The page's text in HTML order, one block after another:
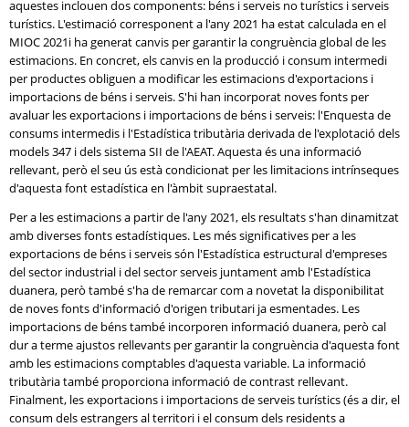
aquestes inclouen dos components: béns i serveis no turístics i serveis
turístics. L'estimació corresponent a l'any 2021 ha estat calculada en el
MIOC 2021i ha generat canvis per garantir la congruència global de les
estimacions. En concret, els canvis en la producció i consum intermedi
per productes obliguen a modificar les estimacions d'exportacions i
importacions de béns i serveis. S'hi han incorporat noves fonts per
avaluar les exportacions i importacions de béns i serveis: l'Enquesta de
consums intermedis i l'Estadística tributària derivada de l'explotació dels
models 347 i dels sistema SII de l'AEAT. Aquesta és una informació
rellevant, però el seu ús està condicionat per les limitacions intrínseques
d'aquesta font estadística en l'àmbit supraestatal.
Per a les estimacions a partir de l'any 2021, els resultats s'han dinamitzat
amb diverses fonts estadístiques. Les més significatives per a les
exportacions de béns i serveis són l'Estadística estructural d'empreses
del sector industrial i del sector serveis juntament amb l'Estadística
duanera, però també s'ha de remarcar com a novetat la disponibilitat
de noves fonts d'informació d'origen tributari ja esmentades. Les
importacions de béns també incorporen informació duanera, però cal
dur a terme ajustos rellevants per garantir la congruència d'aquesta font
amb les estimacions comptables d'aquesta variable. La informació
tributària també proporciona informació de contrast rellevant.
Finalment, les exportacions i importacions de serveis turístics (és a dir, el
consum dels estrangers al territori i el consum dels residents a